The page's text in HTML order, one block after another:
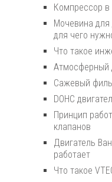
Компрессор в
Мочевина для
для чего
Что такое
Атмосферный
Сажевый
DOHC
Принцип
клапанов
Двигатель
работает
Что такое